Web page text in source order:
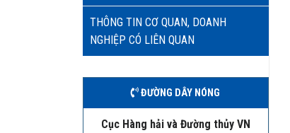
THÔNG TIN CƠ QUAN, DOANH
NGHIỆP CÓ LIÊN QUAN
ĐƯỜNG DÂY NÓNG
Cục Hàng hải và Đường thủy VN